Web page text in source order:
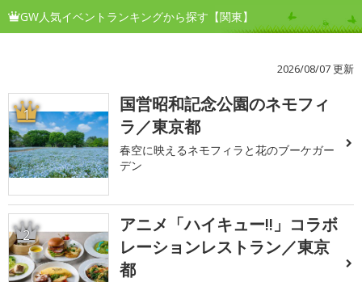
GW人気イベントランキングから探す【関東】
2026/08/07 更新
1
国営昭和記念公園のネモフィ
ラ／東京都
春空に映えるネモフィラと花のブーケガー
デン
2
アニメ「ハイキュー!!」コラボ
レーションレストラン／東京
都